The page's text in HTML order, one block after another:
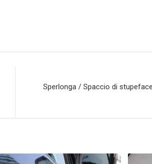
Sperlonga / Spaccio di